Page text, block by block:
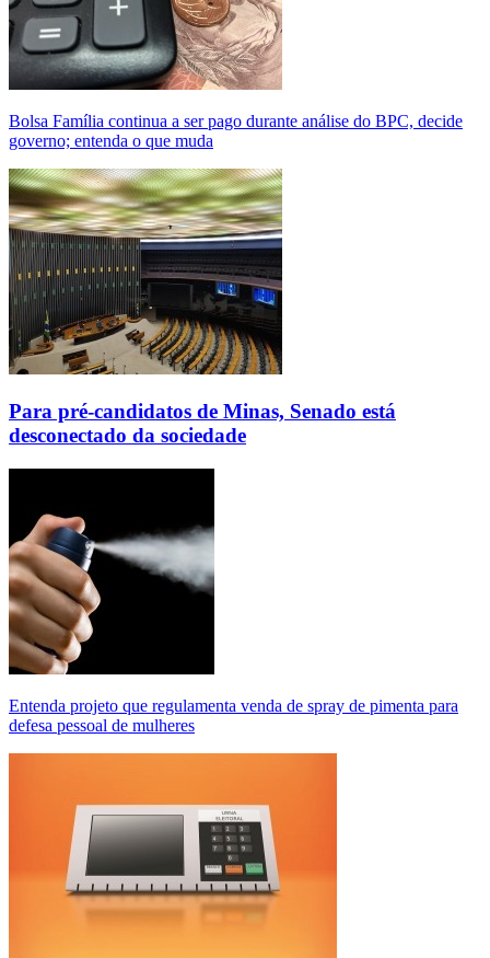
Bolsa Família continua a ser pago durante análise do BPC, decide
governo; entenda o que muda
Para pré-candidatos de Minas, Senado está
desconectado da sociedade
Entenda projeto que regulamenta venda de spray de pimenta para
defesa pessoal de mulheres